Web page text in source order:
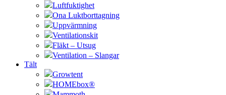
Luftfuktighet
Ona Luktborttagning
Uppvärmning
Ventilationskit
Fläkt – Utsug
Ventilation – Slangar
Tält
Growtent
HOMEbox®